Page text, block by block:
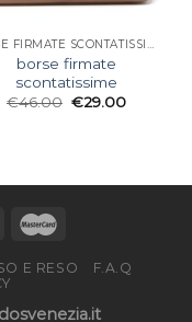
BORSE FIRMATE SCONTATISSIME
borse firmate
scontatissime
€46.00 €29.00
E RESO
F.A.Q